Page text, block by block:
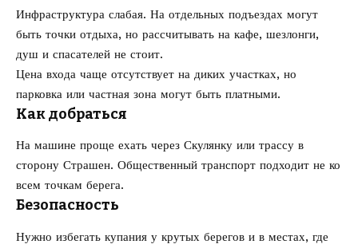
Инфраструктура слабая. На отдельных подъездах могут
быть точки отдыха, но рассчитывать на кафе, шезлонги,
душ и спасателей не стоит.
Цена входа чаще отсутствует на диких участках, но
парковка или частная зона могут быть платными.
Как добраться
На машине проще ехать через Скулянку или трассу в
сторону Страшен. Общественный транспорт подходит не ко
всем точкам берега.
Безопасность
Нужно избегать купания у крутых берегов и в местах, где